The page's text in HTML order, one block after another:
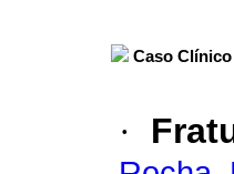
Caso Clínico
·